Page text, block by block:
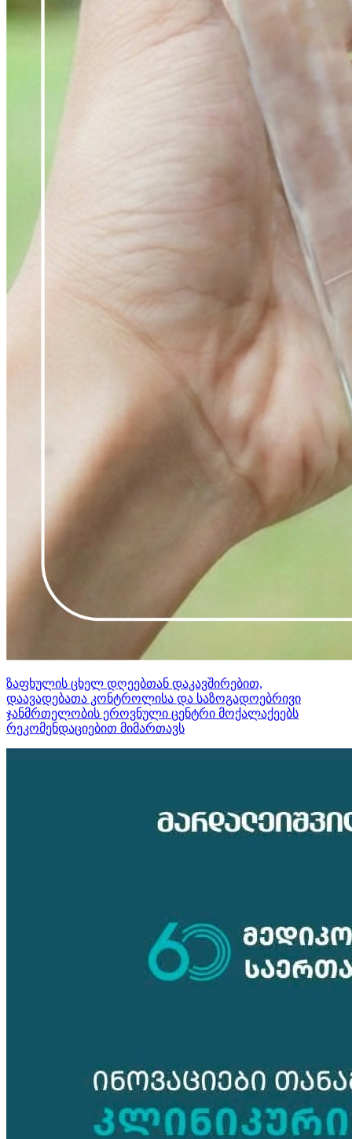
ზაფხულის ცხელ დღეებთან დაკავშირებით,
დაავადებათა კონტროლისა და საზოგადოებრივი
ჯანმრთელობის ეროვნული ცენტრი მოქალაქეებს
რეკომენდაციებით მიმართავს